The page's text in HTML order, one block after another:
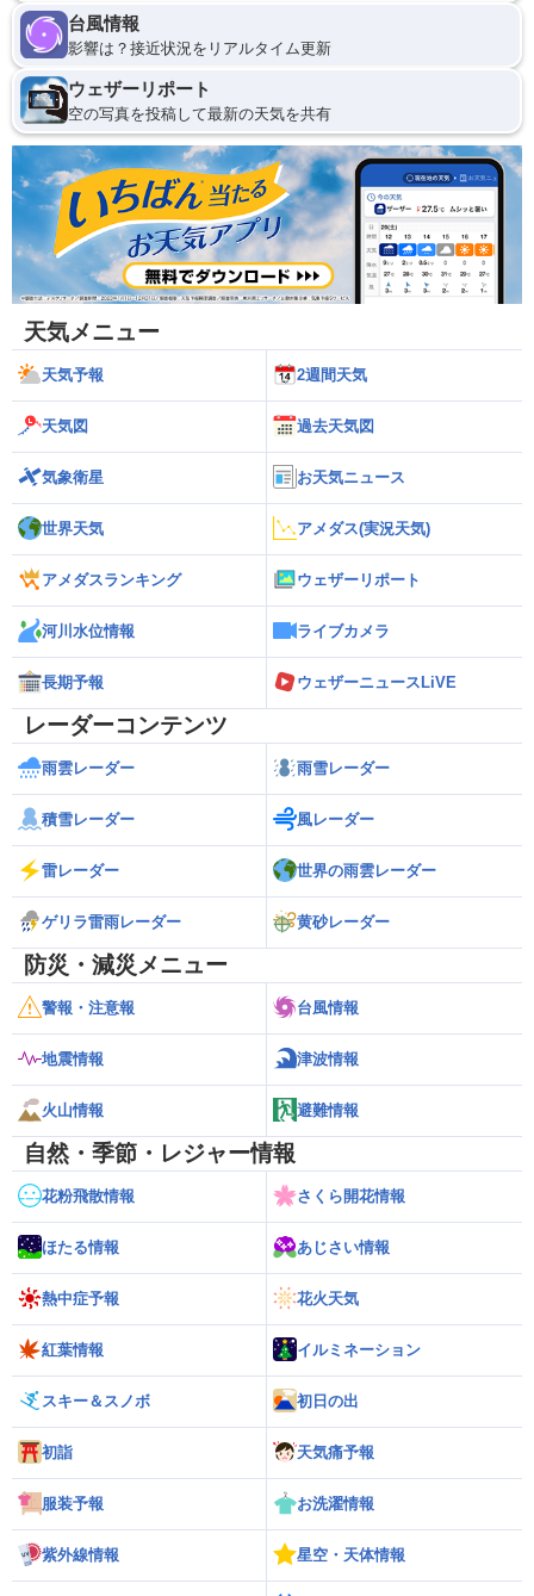
台風情報
影響は？接近状況をリアルタイム更新
ウェザーリポート
空の写真を投稿して最新の天気を共有
天気メニュー
天気予報 2週間天気
天気図 過去天気図
気象衛星 お天気ニュース
世界天気 アメダス(実況天気)
アメダスランキング ウェザーリポート
河川水位情報 ライブカメラ
長期予報 ウェザーニュースLiVE
レーダーコンテンツ
雨雲レーダー 雨雪レーダー
積雪レーダー 風レーダー
雷レーダー 世界の雨雲レーダー
ゲリラ雷雨レーダー 黄砂レーダー
防災・減災メニュー
警報・注意報 台風情報
地震情報 津波情報
火山情報 避難情報
自然・季節・レジャー情報
花粉飛散情報 さくら開花情報
ほたる情報 あじさい情報
熱中症予報 花火天気
紅葉情報 イルミネーション
スキー＆スノボ 初日の出
初詣 天気痛予報
服装予報 お洗濯情報
紫外線情報 星空・天体情報